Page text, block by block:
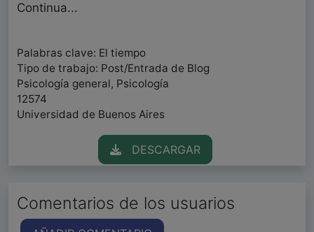
Continua...
Palabras clave: El tiempo
Tipo de trabajo: Post/Entrada de Blog
Psicología general, Psicología
12574
Universidad de Buenos Aires
DESCARGAR
Comentarios de los usuarios